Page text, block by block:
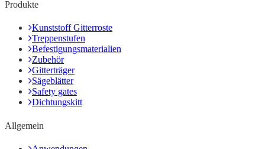
Produkte
Kunststoff Gitterroste
Treppenstufen
Befestigungsmaterialien
Zubehör
Gitterträger
Sägeblätter
Safety gates
Dichtungskitt
Allgemein